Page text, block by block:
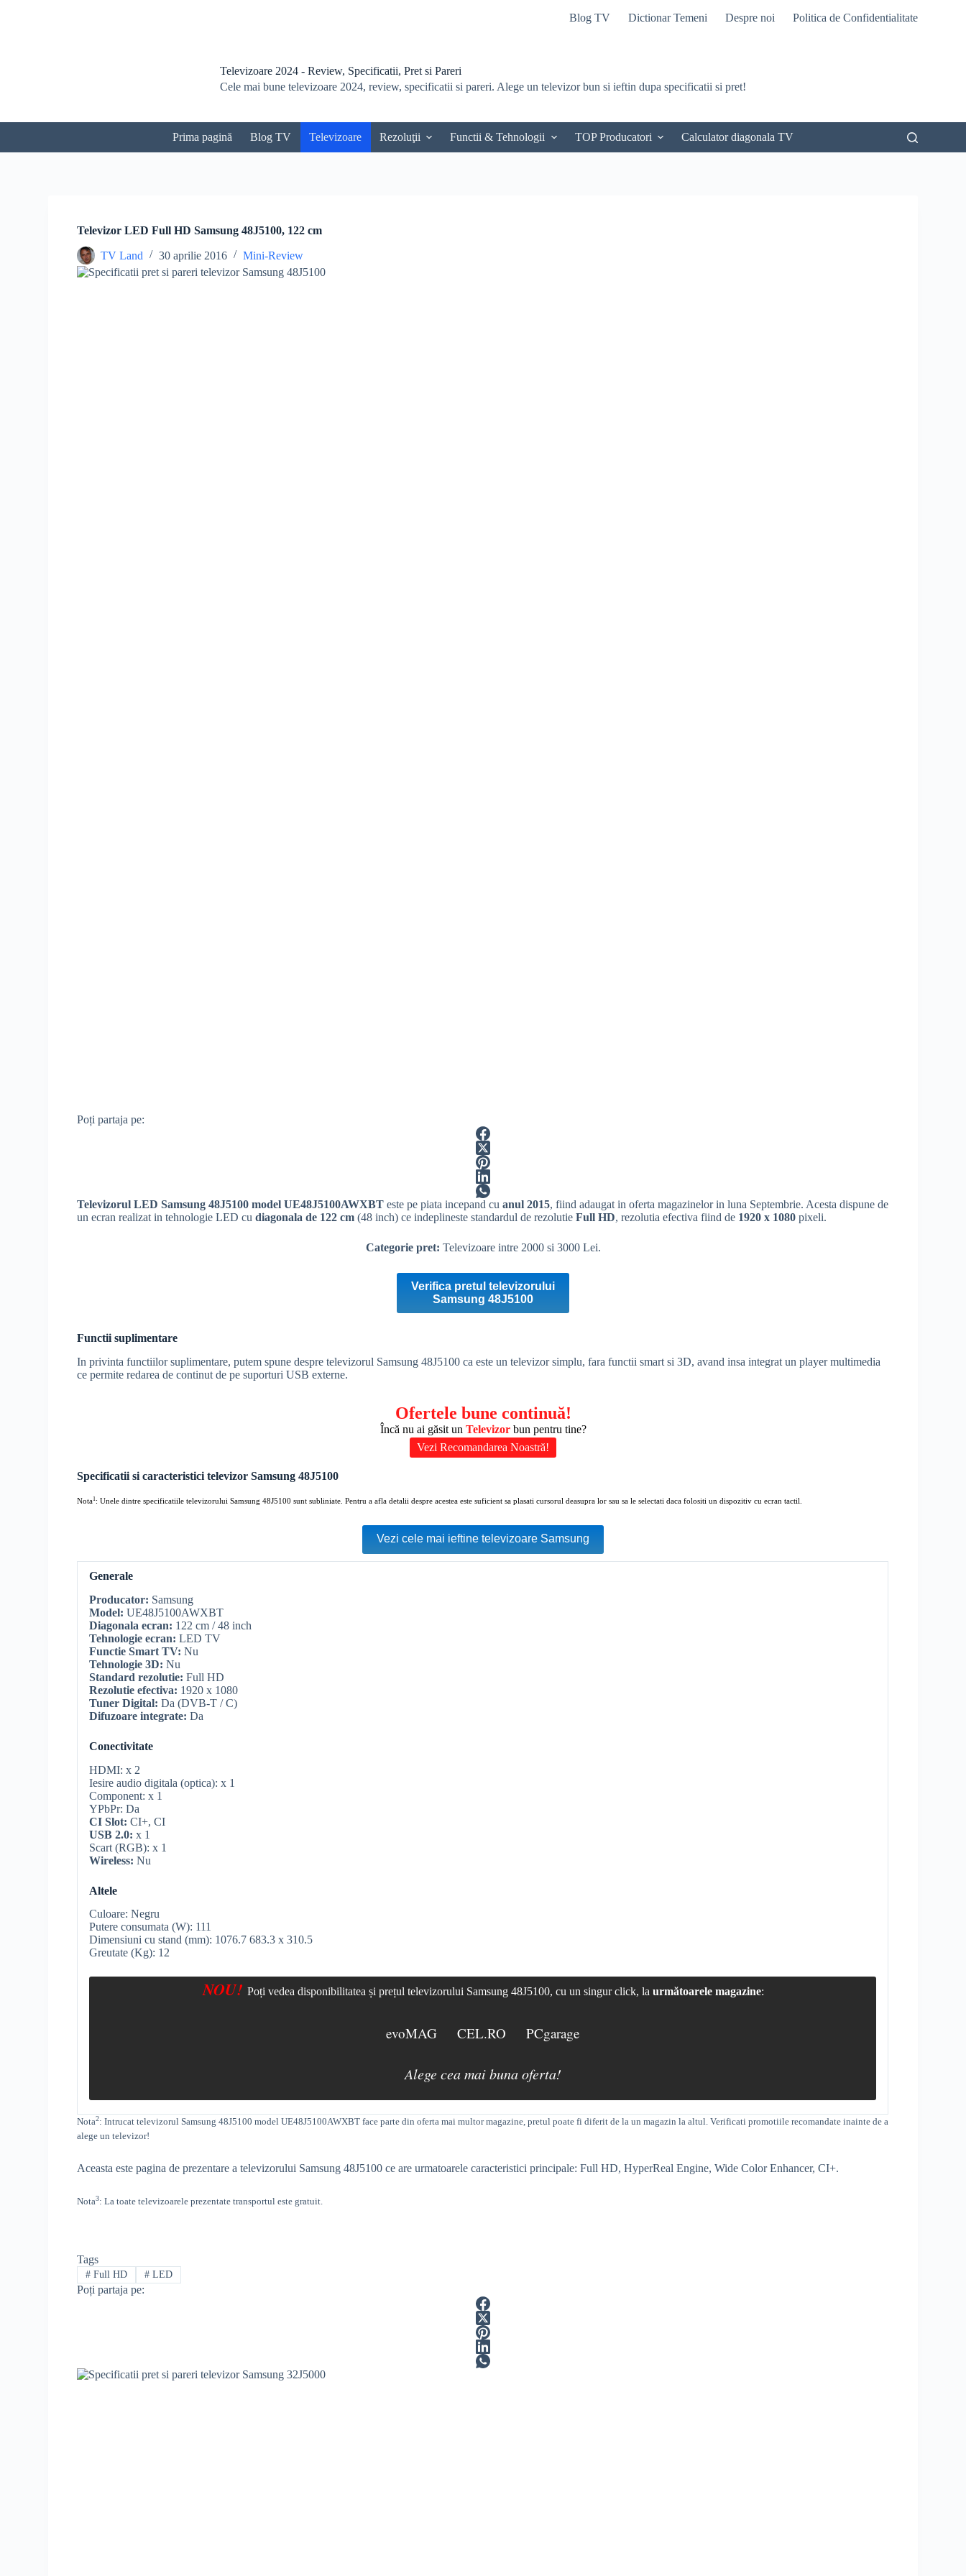
n
Blog TV Dictionar Temeni Despre noi Politica de Confidentialitate
Televizoare 2024 - Review, Specificatii, Pret si Pareri
Cele mai bune televizoare 2024, review, specificatii si pareri. Alege un televizor bun si ieftin dupa specificatii si pret!
Prima pagină Blog TV Televizoare Rezoluţii Functii & Tehnologii TOP Producatori Calculator diagonala TV
Televizor LED Full HD Samsung 48J5100, 122 cm
TV Land 30 aprilie 2016 Mini-Review
Poți partaja pe:
Televizorul LED Samsung 48J5100 model UE48J5100AWXBT este pe piata incepand cuanul 2015, fiind adaugat in oferta magazinelor in luna Septembrie. Acesta dispune de
un ecran realizat in tehnologie LED cudiagonala de 122 cm (48 inch) ce indeplineste standardul derezolutie FullHD, rezolutia efectiva fiind de 1920 x 1080 pixeli.
Categorie pret: Televizoare intre 2000 si 3000 Lei.
Verifica pretul televizorului
Samsung 48J5100
Functii suplimentare
In privinta functiilor suplimentare, putem spune despre televizorul Samsung 48J5100 ca este un televizor simplu, fara functii smart si 3D, avand insa integrat unplayer multimedia
ce permite redarea de continut de pe suporturi USB externe.
Ofertele bune continuă!
Încă nu ai găsit un Televizor bun pentru tine?
Vezi Recomandarea Noastră!
Specificatii si caracteristici televizor Samsung 48J5100
Nota1: Unele dintre specificatiile televizorului Samsung 48J5100 sunt subliniate. Pentru a afla detalii despre acestea este suficient sa plasati cursorul deasupra lor sau sa le selectati daca folositi un dispozitiv cu ecran tactil.
Vezi cele mai ieftine televizoare Samsung
Generale
Producator: Samsung
Model: UE48J5100AWXBT
Diagonala ecran: 122 cm / 48 inch
Tehnologie ecran: LED TV
FunctieSmart TV: Nu
Tehnologie 3D: Nu
Standardrezolutie: FullHD
Rezolutie efectiva: 1920 x 1080
Tuner Digital: Da (DVB-T / C)
Difuzoare integrate: Da
Conectivitate
HDMI: x 2
Iesire audio digitala (optica): x 1
Component: x 1
YPbPr: Da
CI Slot: CI+, CI
USB 2.0: x 1
Scart (RGB): x 1
Wireless: Nu
Altele
Culoare: Negru
Putere consumata (W): 111
Dimensiuni cu stand (mm): 1076.7 683.3 x 310.5
Greutate (Kg): 12
NOU! Poți vedea disponibilitatea și prețul televizorului Samsung 48J5100, cu un singur click, laurmătoarele magazine:
evoMAG CEL.RO PCgarage
Alege cea mai buna oferta!
Nota2: Intrucat televizorulSamsung 48J5100 model UE48J5100AWXBT face parte din oferta mai multor magazine, pretul poate fi diferit de la un magazin la altul . Verificati promotiile recomandate inainte de a
alege un televizor!
Aceasta este pagina de prezentare a televizorului Samsung 48J5100 ce are urmatoarele caracteristici principale:FullHD,HyperReal Engine,Wide Color Enhancer,CI+.
Nota3: La toate televizoarele prezentate transportul este gratuit.
Tags
# Full HD #LED
Poți partaja pe: